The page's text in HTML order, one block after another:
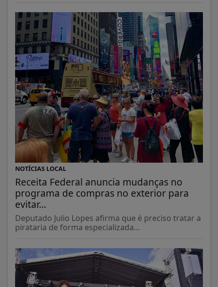
NOTÍCIAS LOCAL
Receita Federal anuncia mudanças no
programa de compras no exterior para
evitar...
Deputado Julio Lopes afirma que é preciso tratar a
pirataria de forma especializada...